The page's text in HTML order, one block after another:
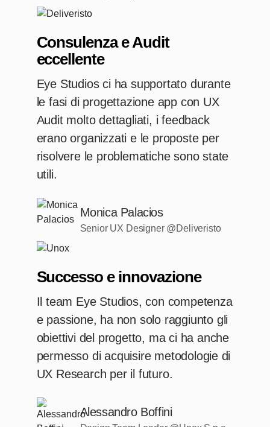
Consulenza e Audit
eccellente
Eye Studios ci ha supportato durante
le fasi di progettazione app con UX
Audit molto dettagliati, i feedback
erano organizzati e le proposte per
risolvere le problematiche sono state
utili.
Monica Palacios
Senior UX Designer @Deliveristo
Successo e innovazione
Il team Eye Studios, con competenza
e passione, ha non solo raggiunto gli
obiettivi del progetto, ma ci ha anche
permesso di acquisire metodologie di
UX Research per il futuro.
Alessandro Boffini